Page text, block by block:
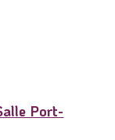
Port-